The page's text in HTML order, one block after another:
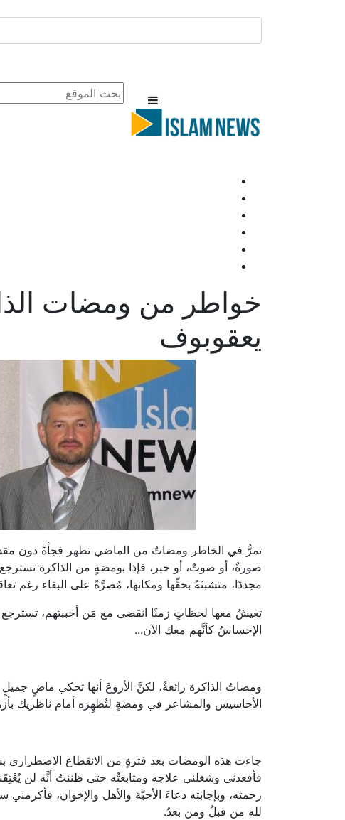
خواطر من ومضات
يعقوبوف
تمرُّ في الخاطر ومضاتٌ من الماضي تظهر فجأةً دون
صورةٌ، أو صوتٌ، أو خبر، فإذا بومضةٍ من الذاكرة تسترجع
مجددًا، متشبثةً بحقِّها ومكانها، مُصِرَّةً على البقاء رغم
تعيشُ معها لحظاتٍ زمنًا انقضى مع مَن أحببتَهم،
الإحساسُ كأنَّهم معك الآن...
ومضاتُ الذاكرة رائعةٌ، لكنَّ الأروعَ أنها تحكي ماضٍ
الأحاسيس والمشاعر في ومضةٍ لتُظهِرَه أمام ناظريك
جاءت هذه الومضات بعد فترةٍ من الانقطاع
فأقعدني وشغلني علاجه ومتابعتُه حتى ظننتُ أنَّه لن
رحمته، وبإجابته دعاءَ الأحبَّة والأهل والإخوان،
لله من قبلُ ومن بعدُ.